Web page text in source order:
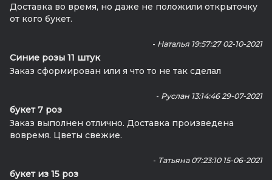
Доставка во время, но даже не положили открыточку
от кого букет.
- Наталья 19:57:27 02-10-2021
Синие розы 11 штук
Заказ сформирован или я что то не так сделал
- Руслан 13:14:46 29-07-2021
букет 7 роз
Заказ выполнен отлично. Доставка произведена
вовремя. Цветы свежие.
- Татьяна 07:23:10 15-06-2021
букет из 15 роз